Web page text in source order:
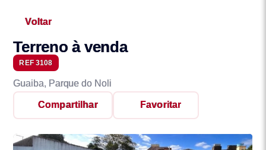
Voltar
Terreno à venda
REF 3108
Guaiba, Parque do Noli
Compartilhar Favoritar